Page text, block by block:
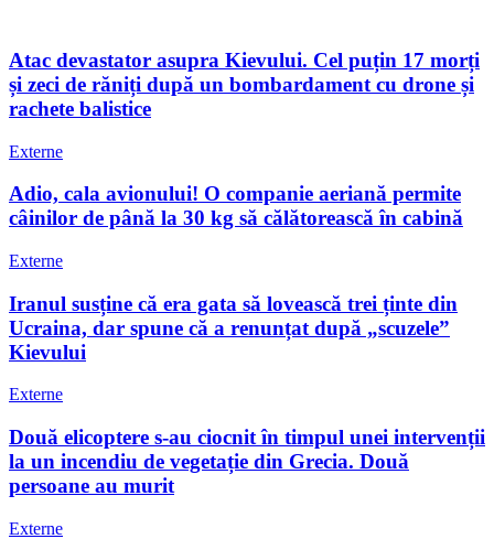
Atac devastator asupra Kievului. Cel puțin 17 morți
și zeci de răniți după un bombardament cu drone și
rachete balistice
Externe
Adio, cala avionului! O companie aeriană permite
câinilor de până la 30 kg să călătorească în cabină
Externe
Iranul susține că era gata să lovească trei ținte din
Ucraina, dar spune că a renunțat după „scuzele”
Kievului
Externe
Două elicoptere s-au ciocnit în timpul unei intervenții
la un incendiu de vegetație din Grecia. Două
persoane au murit
Externe